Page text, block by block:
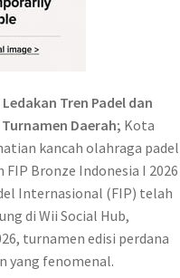
Tren Padel dan
Daerah; Kota
kancah olahraga padel
Bronze Indonesia I 2026
Internasional (FIP) telah
di Wii Social Hub,
turnamen edisi perdana
yang fenomenal.